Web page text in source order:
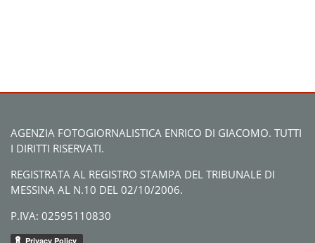
AGENZIA FOTOGIORNALISTICA ENRICO DI GIACOMO. TUTTI
I DIRITTI RISERVATI.
REGISTRATA AL REGISTRO STAMPA DEL TRIBUNALE DI
MESSINA AL N.10 DEL 02/10/2006.
P.IVA: 02595110830